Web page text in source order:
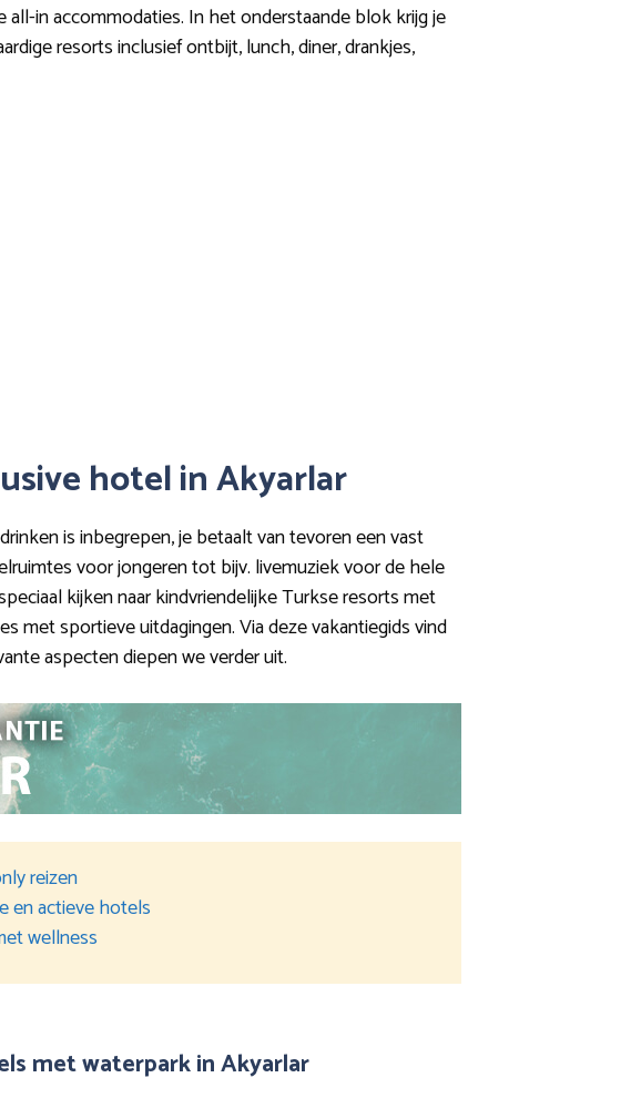
in accommodaties. In het onderstaande blok krijg je
resorts inclusief ontbijt, lunch, diner, drankjes,
hotel in Akyarlar
is inbegrepen, je betaalt van tevoren een vast
voor jongeren tot bijv. livemuziek voor de hele
kijken naar kindvriendelijke Turkse resorts met
met sportieve uitdagingen. Via deze vakantiegids vind
aspecten diepen we verder uit.
reizen
en actieve hotels
wellness
met waterpark in Akyarlar